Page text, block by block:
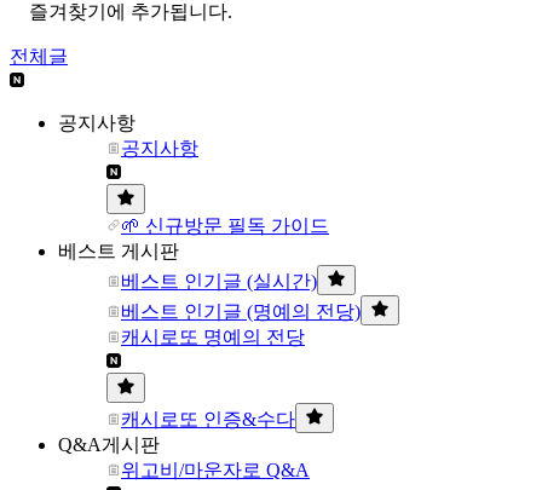
즐겨찾기에 추가됩니다.
전체글
공지사항
공지사항
🌱 신규방문 필독 가이드
베스트 게시판
베스트 인기글 (실시간)
베스트 인기글 (명예의 전당)
캐시로또 명예의 전당
캐시로또 인증&수다
Q&A게시판
위고비/마운자로 Q&A